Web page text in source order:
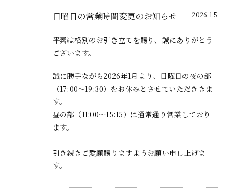
2026.1.5
日曜日の営業時間変更のお知らせ
平素は格別のお引き立てを賜り、誠にありがとう
ございます。
誠に勝手ながら2026年1月より、日曜日の夜の部
（17:00～19:30）をお休みとさせていただききま
す。
昼の部（11:00～15:15）は通常通り営業しており
ます。
引き続きご愛願賜りますようお願い申し上げま
す。